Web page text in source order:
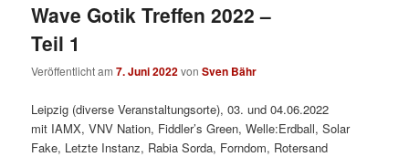
Wave Gotik Treffen 2022 –
Teil 1
Veröffentlicht am7. Juni 2022vonSven Bähr
Leipzig (diverse Veranstaltungsorte), 03. und 04.06.2022
mit IAMX, VNV Nation, Fiddler’s Green, Welle:Erdball, Solar
Fake, Letzte Instanz, Rabia Sorda, Forndom, Rotersand